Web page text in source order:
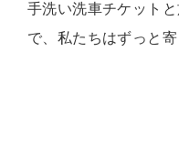
手洗い洗車チケット
で、私たちはずっと寄